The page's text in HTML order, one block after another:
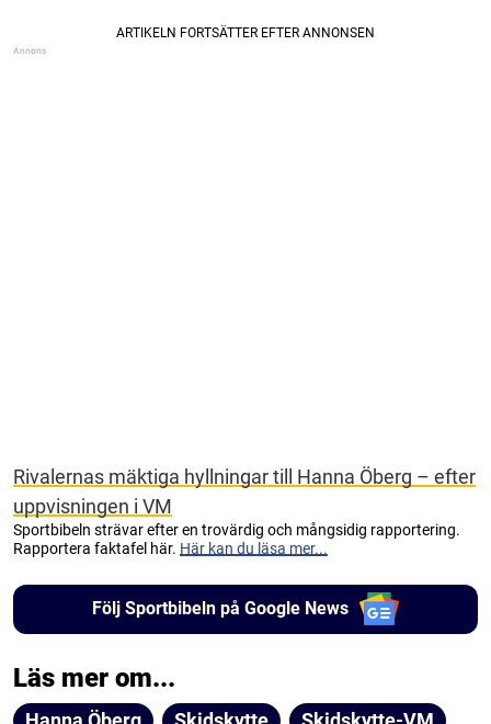
Rivalernas mäktiga hyllningar till Hanna Öberg – efter
uppvisningen i VM
Sportbibeln strävar efter en trovärdig och mångsidig rapportering.
Rapportera faktafel här. Här kan du läsa mer...
Följ Sportbibeln på Google News
Läs mer om...